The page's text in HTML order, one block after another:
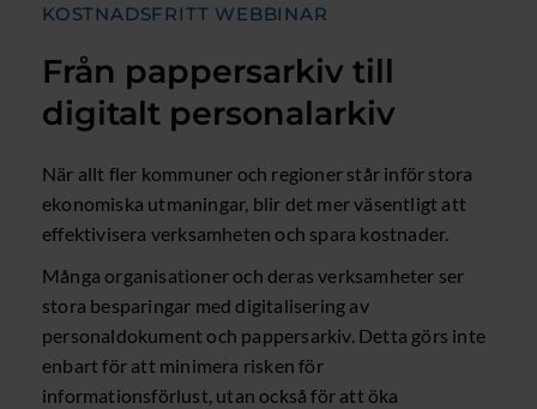
KOSTNADSFRITT WEBBINAR
Från pappersarkiv till
digitalt personalarkiv
När allt fler kommuner och regioner står inför stora
ekonomiska utmaningar, blir det mer väsentligt att
effektivisera verksamheten och spara kostnader.
Många organisationer och deras verksamheter ser
stora besparingar med digitalisering av
personaldokument och pappersarkiv. Detta görs inte
enbart för att minimera risken för
informationsförlust, utan också för att öka